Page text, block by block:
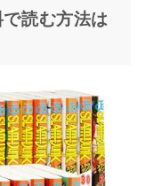
読む方法は